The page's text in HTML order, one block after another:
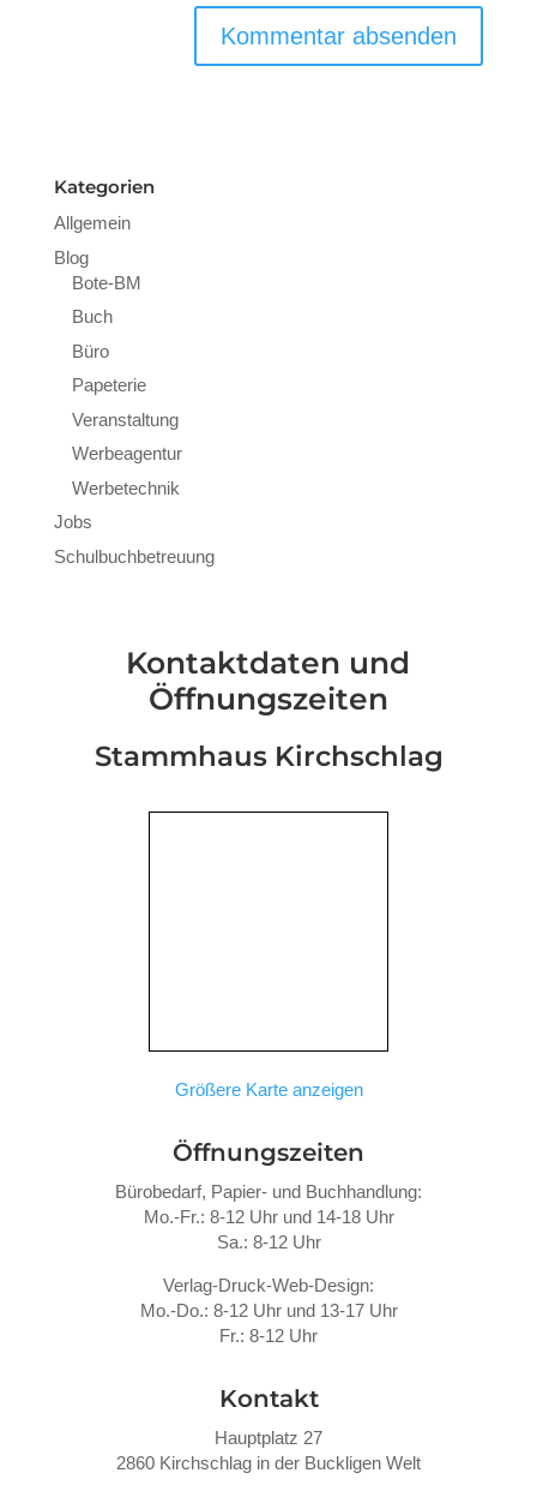
Kategorien
Allgemein
Blog
Bote-BM
Buch
Büro
Papeterie
Veranstaltung
Werbeagentur
Werbetechnik
Jobs
Schulbuchbetreuung
Kontaktdaten und
Öffnungszeiten
Stammhaus Kirchschlag
Größere Karte anzeigen
Öffnungszeiten
Bürobedarf, Papier- und Buchhandlung:
Mo.-Fr.: 8-12 Uhr und 14-18 Uhr
Sa.: 8-12 Uhr
Verlag-Druck-Web-Design:
Mo.-Do.: 8-12 Uhr und 13-17 Uhr
Fr.: 8-12 Uhr
Kontakt
Hauptplatz 27
2860 Kirchschlag in der Buckligen Welt